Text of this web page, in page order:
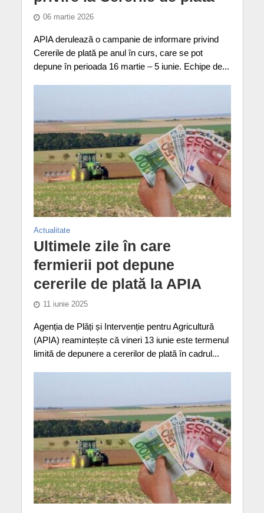
06 martie 2026
APIA derulează o campanie de informare privind
Cererile de plată pe anul în curs, care se pot
depune în perioada 16 martie – 5 iunie. Echipe de...
Actualitate
Ultimele zile în care
fermierii pot depune
cererile de plată la APIA
11 iunie 2025
Agenția de Plăți și Intervenție pentru Agricultură
(APIA) reamintește că vineri 13 iunie este termenul
limită de depunere a cererilor de plată în cadrul...